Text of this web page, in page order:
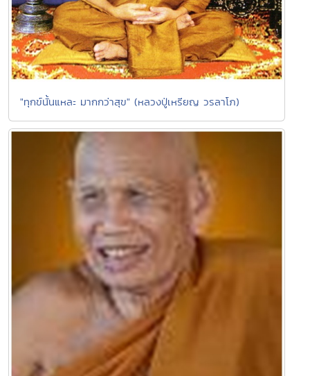
"ทุกข์นั้นแหละ มากกว่าสุข" (หลวงปู่เหรียญ วรลาโภ)